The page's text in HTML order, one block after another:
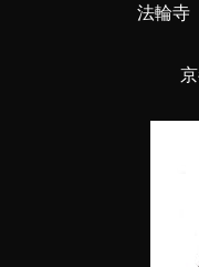
法輪寺